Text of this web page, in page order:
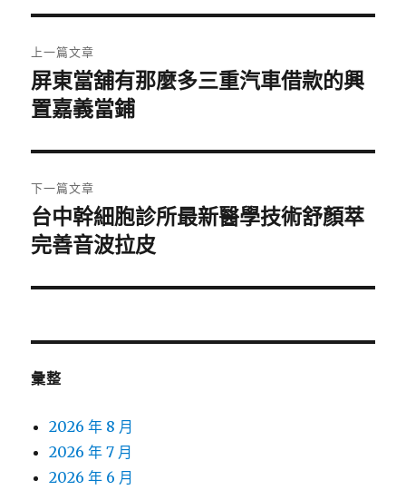
章
導
覽
上一篇文章
上
一
文
章:
屏東當舖有那麼多三重汽車借款的興
置嘉義當鋪
下一篇文章
下
一
文
台中幹細胞診所最新醫學技術舒顏萃
完善音波拉皮
彙整
2026 年 8 月
2026 年 7 月
2026 年 6 月